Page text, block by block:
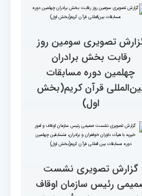
قاری نیجریایی: نوجوانان
جهان عمل به قرآن را
سرلوحه امور خود قرار دهند
جزئیات سومین روز رقابت
بین‌المللی قرآن کریم